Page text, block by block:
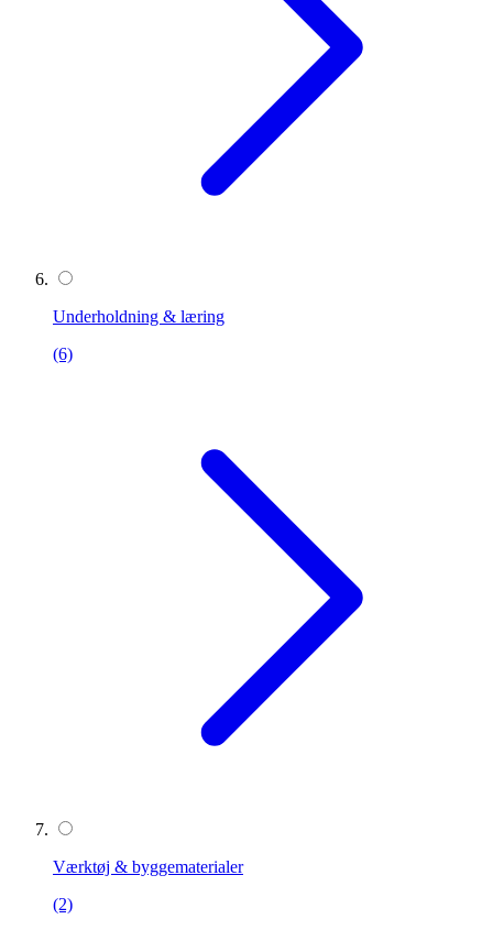
Underholdning & læring
(6)
Værktøj & byggematerialer
(2)